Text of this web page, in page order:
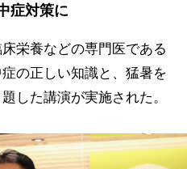
症対策に
栄養などの専門医である
の正しい知識と、猛暑を
した講演が実施された。